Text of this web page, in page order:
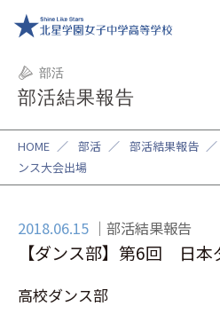
部活
部活結果報告
HOME ／ 部活 ／ 部活結果報告 ／
ンス大会出場
2018.06.15 部活結果報告
【ダンス部】第6回 日本
高校ダンス部